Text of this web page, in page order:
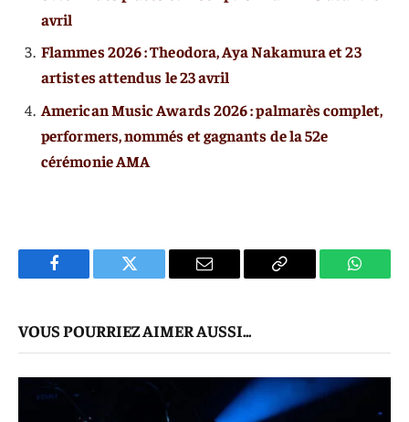
avril
Flammes 2026 : Theodora, Aya Nakamura et 23
artistes attendus le 23 avril
American Music Awards 2026 : palmarès complet,
performers, nommés et gagnants de la 52e
cérémonie AMA
Facebook Twitter
E-
Copier
VOUS POURRIEZ AIMER AUSSI...